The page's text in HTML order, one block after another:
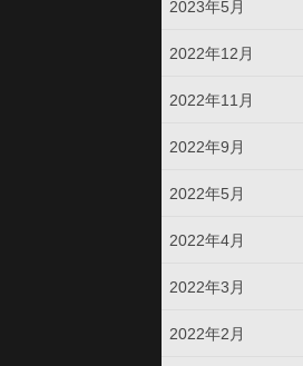
2023年5月
2022年12月
2022年11月
2022年9月
2022年5月
2022年4月
2022年3月
2022年2月